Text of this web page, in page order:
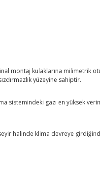
montaj kulaklarına milimetrik
yüzeyine sahiptir.
sistemindeki gazı en yüksek
halinde klima devreye